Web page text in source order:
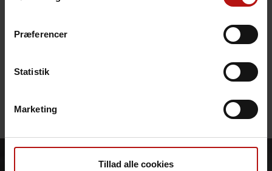
Præferencer
Statistik
Marketing
Tillad alle cookies
herunder mænd, der har sex med mænd.
Læs mere
Se SSI’s opdatering her.